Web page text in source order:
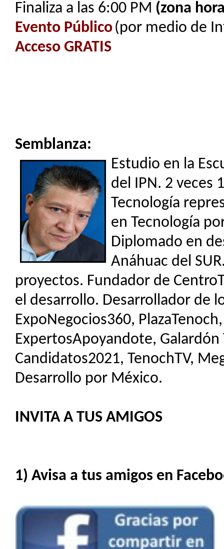
Finaliza a las 6:00 PM (zona
Evento Público(por medio de
Acceso GRATIS
Semblanza:
Estudio en la
del IPN. 2 veces
Tecnología
en Tecnología
Diplomado en
Anáhuac del
proyectos. Fundador de
el desarrollo. Desarrollador de
ExpoNegocios360,
ExpertosApoyandote,
Candidatos2021, TenochTV,
Desarrollo por México.
INVITA A TUS AMIGOS
1) Avisa a tus amigos en